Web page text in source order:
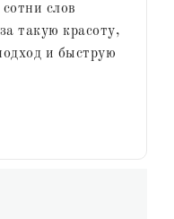
слов
такую красоту,
и быструю